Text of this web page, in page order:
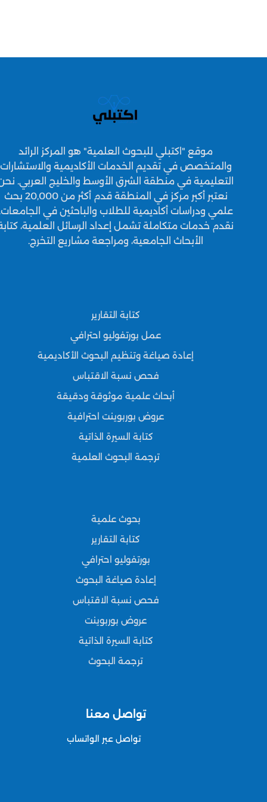
موقع "اكتبلي للبحوث العلمية" هو المركز الرائد
والمتخصص في تقديم الخدمات الأكاديمية والاستشارات
التعليمية في منطقة الشرق الأوسط والخليج العربي. نحن
نعتبر أكبر مركز في المنطقة قدم أكثر من 20,000 بحث
علمي ودراسات أكاديمية للطلاب والباحثين في الجامعات.
نقدم خدمات متكاملة تشمل إعداد الرسائل العلمية، كتابة
الأبحاث الجامعية، ومراجعة مشاريع التخرج.
كتابة التقارير
عمل بورتفوليو احترافي
إعادة صياغة وتنظيم البحوث الأكاديمية
فحص نسبة الاقتباس
أبحاث علمية موثوقة ودقيقة
عروض بوربوينت احترافية
كتابة السيرة الذاتية
ترجمة البحوث العلمية
بحوث علمية
كتابة التقارير
بورتفوليو احترافي
إعادة صياغة البحوث
فحص نسبة الاقتباس
عروض بوربوينت
كتابة السيرة الذاتية
ترجمة البحوث
تواصل معنا
تواصل عبر الواتساب